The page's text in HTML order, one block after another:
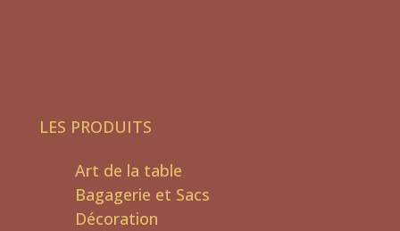
LES PRODUITS
Art de la table
Bagagerie et Sacs
Décoration